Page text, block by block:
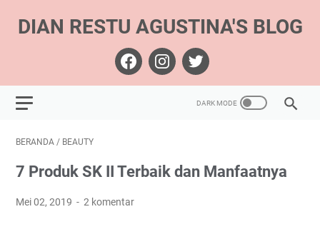
DIAN RESTU AGUSTINA'S BLOG
BERANDA / BEAUTY
7 Produk SK II Terbaik dan Manfaatnya
Mei 02, 2019 2 komentar